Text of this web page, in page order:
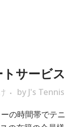
サービス
by J's Tennis
の時間帯でテニ